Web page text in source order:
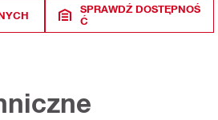
SPRAWDŹ DOSTĘPNOŚ
Ć